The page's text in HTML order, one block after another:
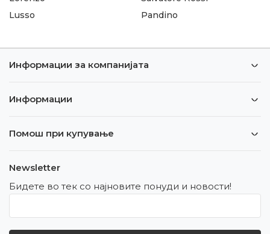
Lusso
Pandino
Информации за компанијата
Информации
Помош при купување
Newsletter
Бидете во тек со најновите понуди и новости!